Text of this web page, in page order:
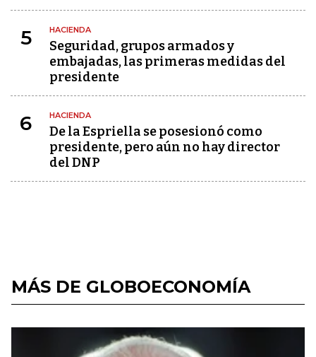
5 HACIENDA
Seguridad, grupos armados y
embajadas, las primeras medidas del
presidente
6 HACIENDA
De la Espriella se posesionó como
presidente, pero aún no hay director
del DNP
MÁS DE GLOBOECONOMÍA